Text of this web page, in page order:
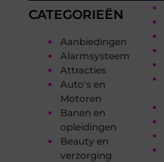
CATEGORIEËN
Aanbiedingen
Alarmsysteem
Attracties
Auto's en
Motoren
Banen en
opleidingen
Beauty en
verzorging